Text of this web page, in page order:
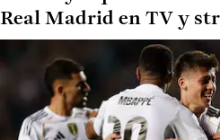
Real Madrid en TV y